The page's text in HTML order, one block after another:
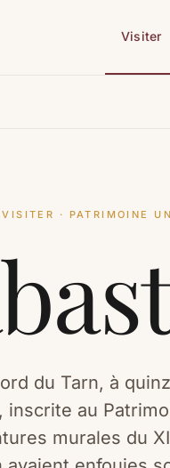
Visiter
VISITER · PATRIMOINE
du Tarn, à
inscrite au
murales du